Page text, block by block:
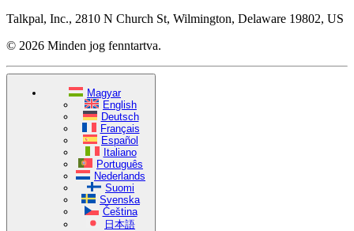
Talkpal, Inc., 2810 N Church St, Wilmington, Delaware 19802, US
© 2026 Minden jog fenntartva.
Magyar
English
Deutsch
Français
Español
Italiano
Português
Nederlands
Suomi
Svenska
Čeština
日本語